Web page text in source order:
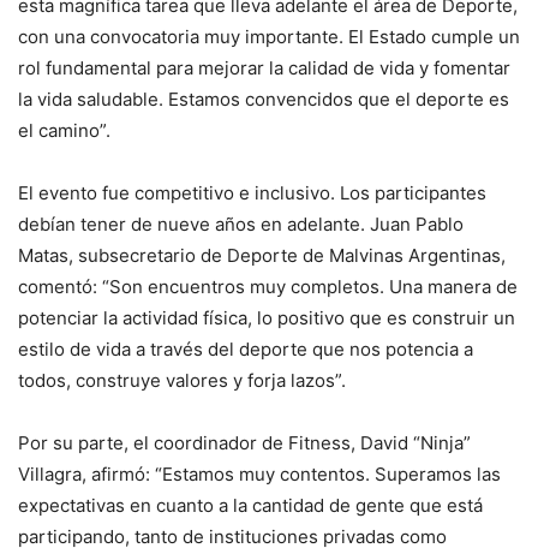
esta magnífica tarea que lleva adelante el área de Deporte,
con una convocatoria muy importante. El Estado cumple un
rol fundamental para mejorar la calidad de vida y fomentar
la vida saludable. Estamos convencidos que el deporte es
el camino”.
El evento fue competitivo e inclusivo. Los participantes
debían tener de nueve años en adelante. Juan Pablo
Matas, subsecretario de Deporte de Malvinas Argentinas,
comentó: “Son encuentros muy completos. Una manera de
potenciar la actividad física, lo positivo que es construir un
estilo de vida a través del deporte que nos potencia a
todos, construye valores y forja lazos”.
Por su parte, el coordinador de Fitness, David “Ninja”
Villagra, afirmó: “Estamos muy contentos. Superamos las
expectativas en cuanto a la cantidad de gente que está
participando, tanto de instituciones privadas como